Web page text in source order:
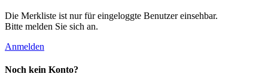
Die Merkliste ist nur für eingeloggte Benutzer einsehbar.
Bitte melden Sie sich an.
Anmelden
Noch kein Konto?